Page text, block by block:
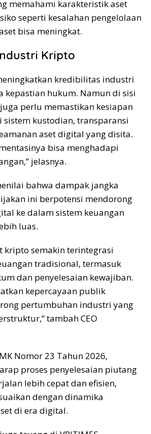
memahami karakteristik aset
seperti kesalahan pengelolaan
bisa meningkat.
Kripto
kredibilitas industri
kepastian hukum. Namun di sisi
perlu memastikan kesiapan
kustodian, transparansi
aset digital yang disita.
bisa menghadapi
jelasnya.
bahwa dampak jangka
ini berpotensi mendorong
ke dalam sistem keuangan
luas.
kripto semakin terintegrasi
tradisional, termasuk
dan penyelesaian kewajiban.
kepercayaan publik
pertumbuhan industri yang
tambah CEO
Nomor 23 Tahun 2026,
proses penyelesaian piutang
lebih cepat dan efisien,
dengan dinamika
di era digital.